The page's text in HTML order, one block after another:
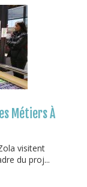
Métiers À
visitent
du proj...